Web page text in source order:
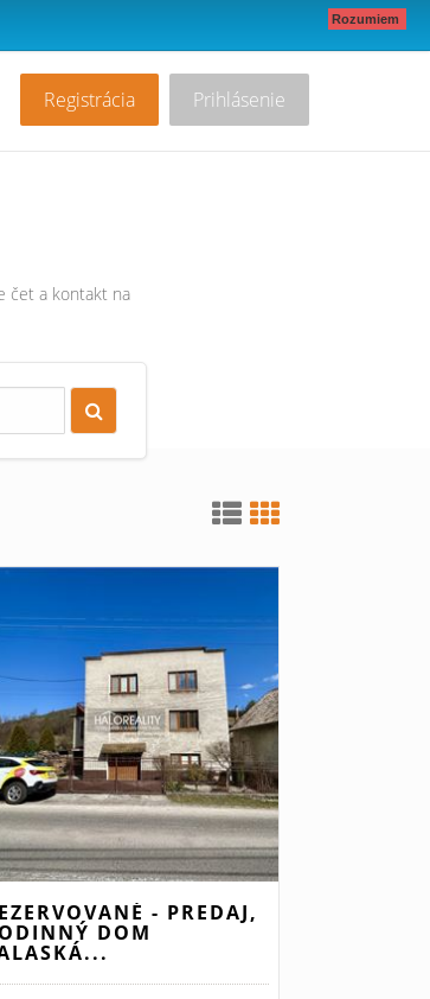
Rozumiem
Registrácia Prihlásenie
čet a kontakt na
- PREDAJ,
DOM